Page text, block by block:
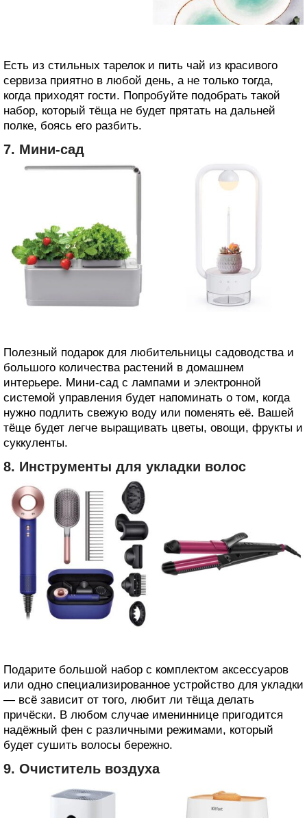
Есть из стильных тарелок и пить чай из красивого
сервиза приятно в любой день, а не только тогда,
когда приходят гости. Попробуйте подобрать такой
набор, который тёща не будет прятать на дальней
полке, боясь его разбить.
7. Мини‑сад
Полезный подарок для любительницы садоводства и
большого количества растений в домашнем
интерьере. Мини‑сад с лампами и электронной
системой управления будет напоминать о том, когда
нужно подлить свежую воду или поменять её. Вашей
тёще будет легче выращивать цветы, овощи, фрукты и
суккуленты.
8. Инструменты для укладки волос
Подарите большой набор с комплектом аксессуаров
или одно специализированное устройство для укладки
— всё зависит от того, любит ли тёща делать
причёски. В любом случае имениннице пригодится
надёжный фен с различными режимами, который
будет сушить волосы бережно.
9. Очиститель воздуха